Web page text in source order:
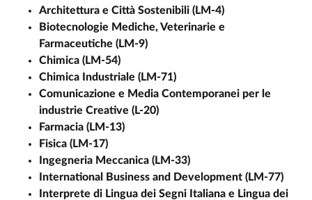
Architettura e Città Sostenibili (LM-4)
Biotecnologie Mediche, Veterinarie e
Farmaceutiche (LM-9)
Chimica (LM-54)
Chimica Industriale (LM-71)
Comunicazione e Media Contemporanei per le
industrie Creative (L-20)
Farmacia (LM-13)
Fisica (LM-17)
Ingegneria Meccanica (LM-33)
International Business and Development (LM-77)
Interprete di Lingua dei Segni Italiana e Lingua dei